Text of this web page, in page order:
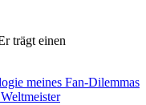
meines Fan-Dilemmas